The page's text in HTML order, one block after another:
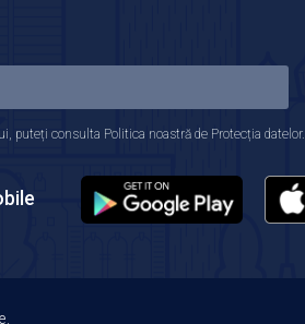
puteți consulta Politica noastră de Protecția datelor.